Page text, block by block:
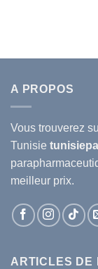
A PROPOS
Vous trouverez
Tunisie
meilleur prix.
ARTICLES DE